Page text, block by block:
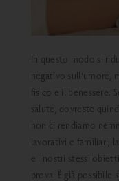
In questo modo si
negativo sull'umore,
fisico e il benessere.
salute, dovreste
non ci rendiamo
lavorativi e familiari,
e i nostri stessi
prova. È già